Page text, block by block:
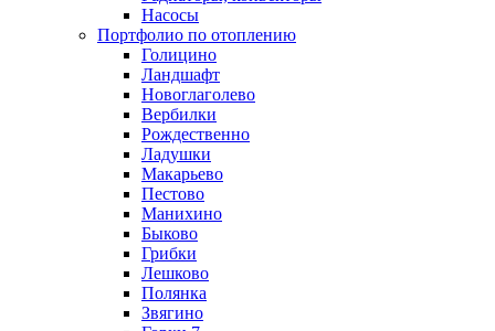
Насосы
Портфолио по отоплению
Голицино
Ландшафт
Новоглаголево
Вербилки
Рождественно
Ладушки
Макарьево
Пестово
Манихино
Быково
Грибки
Лешково
Полянка
Звягино